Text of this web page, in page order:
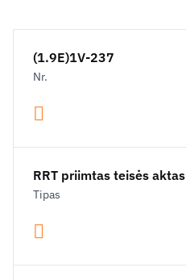
(1.9E)1V-237
Nr.
RRT priimtas teisės aktas
Tipas